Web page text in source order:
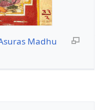
Madhu